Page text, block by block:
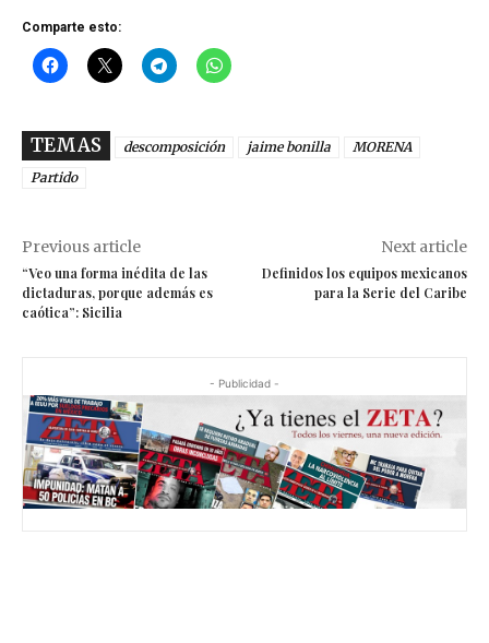
Comparte esto:
TEMAS descomposición jaime bonilla
MORENA
Partido
Previous article
“Veo una forma inédita de las
dictaduras, porque además es
caótica”: Sicilia
Next article
Definidos los equipos mexicanos
para la Serie del Caribe
- Publicidad -